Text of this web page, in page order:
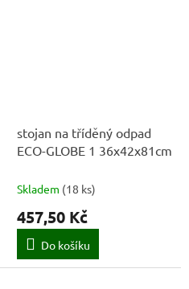
stojan na tříděný odpad
ECO-GLOBE 1 36x42x81cm
Skladem (18 ks)
457,50 Kč
Do košíku